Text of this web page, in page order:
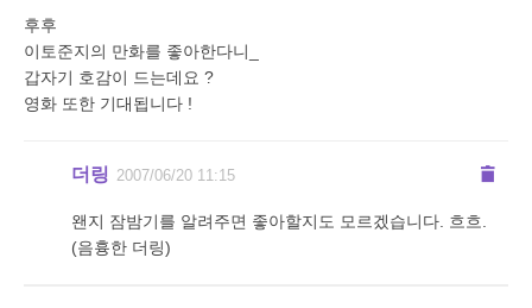
후후
이토준지의 만화를 좋아한다니_
갑자기 호감이 드는데요 ?
영화 또한 기대됩니다 !
더링 2007/06/20 11:15
왠지 잠밤기를 알려주면 좋아할지도 모르겠습니다. 흐흐.
(음흉한 더링)